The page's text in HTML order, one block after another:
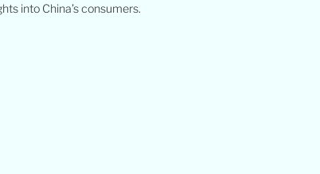
into China’s consumers.